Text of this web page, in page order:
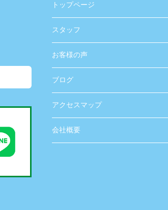
トップページ
スタッフ
お客様の声
ブログ
アクセスマップ
会社概要